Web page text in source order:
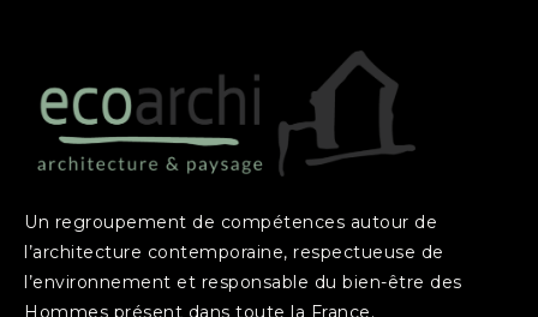
Un regroupement de compétences autour de
l’architecture contemporaine, respectueuse de
l’environnement et responsable du bien-être des
Hommes présent dans toute la France.